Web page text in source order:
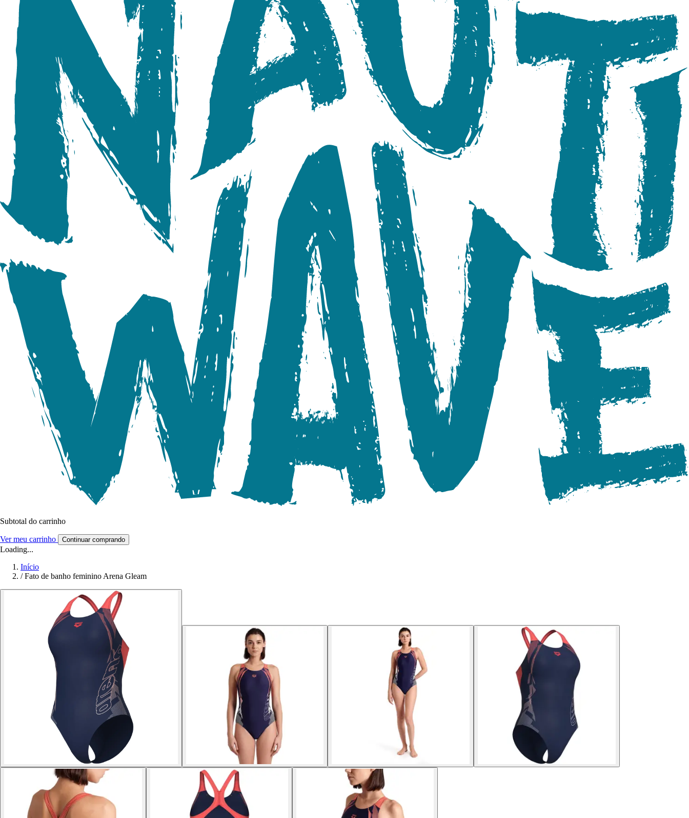
Subtotal do carrinho
Ver meu carrinho Continuar comprando
Loading...
Início
/ Fato de banho feminino Arena Gleam